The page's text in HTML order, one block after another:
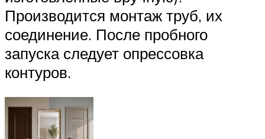
Производится монтаж труб, их
соединение. После пробного
запуска следует опрессовка
контуров.